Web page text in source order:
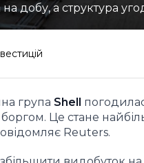
добу, а структура
група Shell
Це стане
Reuters.